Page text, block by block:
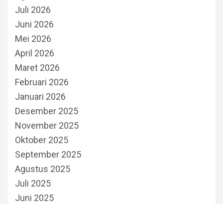
Juli 2026
Juni 2026
Mei 2026
April 2026
Maret 2026
Februari 2026
Januari 2026
Desember 2025
November 2025
Oktober 2025
September 2025
Agustus 2025
Juli 2025
Juni 2025